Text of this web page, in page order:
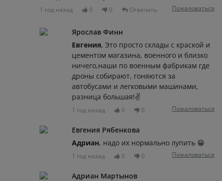
1 год назад 0 0 Отвечать Пожаловаться
Ярослав Финн
Евгения, Это просто склады с краской и
цементом магазина, военного и близко
ничего,наши по военным фабрикам где
дроны собирают, гоняются за
автобусами и легковыми машинами,
разница большая!✌️
1 год назад 0 0 Пожаловаться
Евгения Рябенкова
Адриан, надо их нормально лупить 😁
1 год назад 0 0 Пожаловаться
Адриан Мартынов